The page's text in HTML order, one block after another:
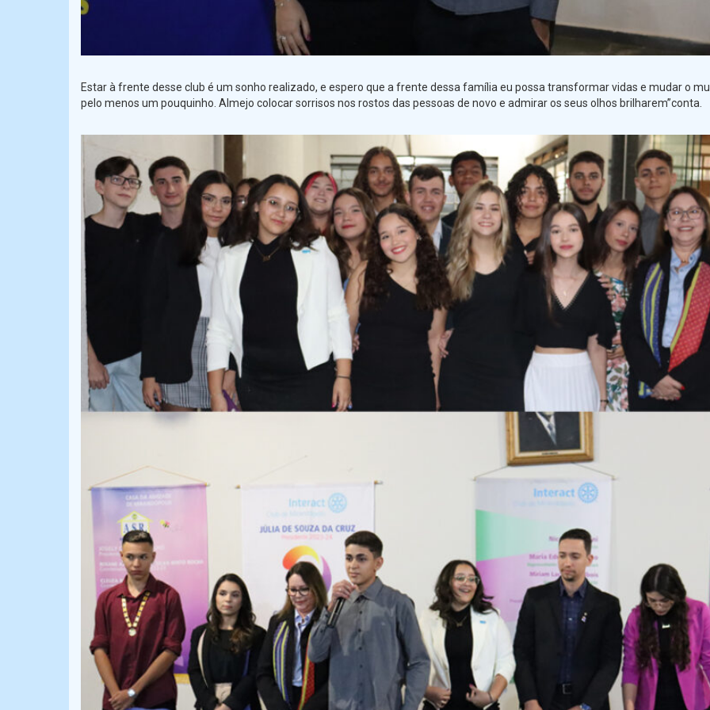
Estar à frente desse club é um sonho realizado, e espero que a frente dessa família eu possa transformar vidas e mudar o
pelo menos um pouquinho. Almejo colocar sorrisos nos rostos das pessoas de novo e admirar os seus olhos brilharem”conta.